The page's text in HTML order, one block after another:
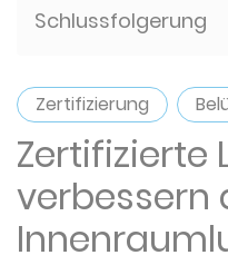
Schlussfolgerung
Zertifizierung
Zertifizierte
verbessern